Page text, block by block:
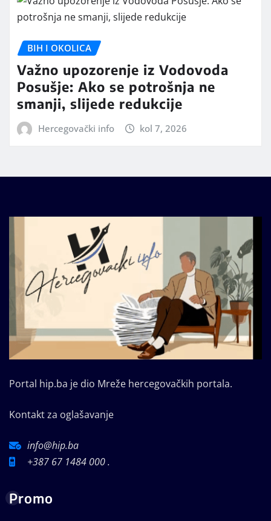
BIH I OKOLICA
Važno upozorenje iz Vodovoda
Posušje: Ako se potrošnja ne
smanji, slijede redukcije
Hercegovački info kol 7, 2026
Portal hip.ba je dio Mreže hercegovačkih portala.
Kontakt za oglašavanje
info@hip.ba
+387 67 1484 000 .
Promo